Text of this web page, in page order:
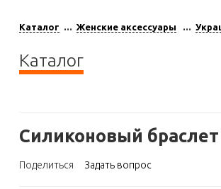
Каталог Женские аксессуары
Каталог
Силиконовый
Поделиться Задать вопрос